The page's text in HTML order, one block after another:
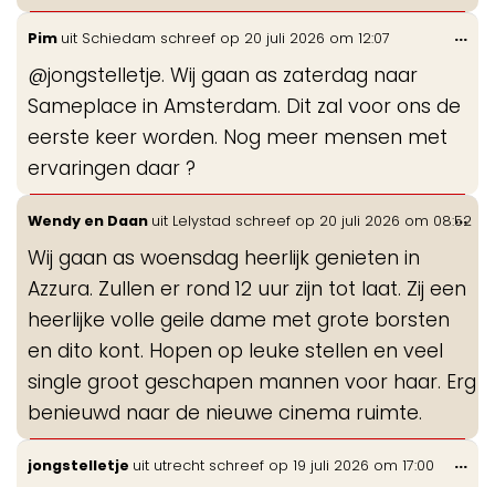
Pim uit Schiedam schreef op 20 juli 2026 om 12:07
@jongstelletje. Wij gaan as zaterdag naar
Sameplace in Amsterdam. Dit zal voor ons de
eerste keer worden. Nog meer mensen met
ervaringen daar ?
...
Wendy en Daan uit Lelystad schreef op 20 juli 2026 om 08:52
Wij gaan as woensdag heerlijk genieten in
Azzura. Zullen er rond 12 uur zijn tot laat. Zij een
heerlijke volle geile dame met grote borsten
en dito kont. Hopen op leuke stellen en veel
single groot geschapen mannen voor haar. Erg
benieuwd naar de nieuwe cinema ruimte.
...
jongstelletje uit utrecht schreef op 19 juli 2026 om 17:00 ...